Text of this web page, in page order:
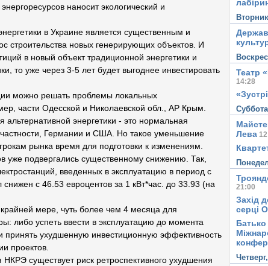
наносит экологический и
в Украине является существенным и
строительства новых генерирующих объектов. И
в новый объект традиционной энергетики и
то уже через 3-5 лет будет выгоднее инвестировать
можно решать проблемы локальных
части Одесской и Николаевской обл., АР Крым.
энергетики - это нормальная
частности, Германии и США. Но такое уменьшение
рынка время для подготовки к изменениям.
уже подвергались существенному снижению. Так,
введенных в эксплуатацию в период с
с 46.53 евроцентов за 1 кВт*час. до 33.93 (на
мере, чуть более чем 4 месяца для
либо успеть ввести в эксплуатацию до момента
принять ухудшенную инвестиционную эффективность
проектов.
существует риск ретроспективного ухудшения
Театр
14:28
Лева
21:00
Захід
серці
Четверг,